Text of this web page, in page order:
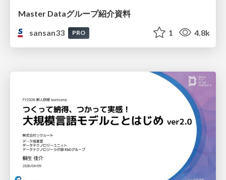
Master Dataグループ紹介資料
sansan33
PRO 1 4.8k